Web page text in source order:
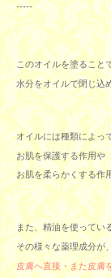
-----
このオイルを塗ること
水分をオイルで閉じ込
オイルには種類によっ
お肌を保護する作用や
お肌を柔らかくする作
また、精油を使ってい
その様々な薬理成分が
皮膚へ直接・また皮膚